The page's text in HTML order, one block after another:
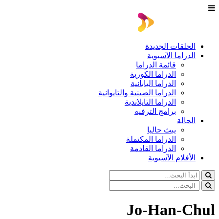
الحلقات الجديدة
الدراما الآسيوية
قائمة الدراما
الدراما الكورية
الدراما اليابانية
الدراما الصينية والتايوانية
الدراما التايلاندية
برامج الترفيه
الحالة
يبث حاليا
الدراما المكتملة
الدراما القادمة
الأفلام الآسيوية
Jo-Han-Chul